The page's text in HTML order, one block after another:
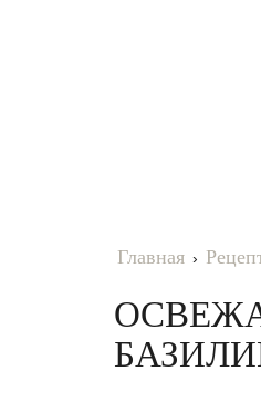
Главная ›